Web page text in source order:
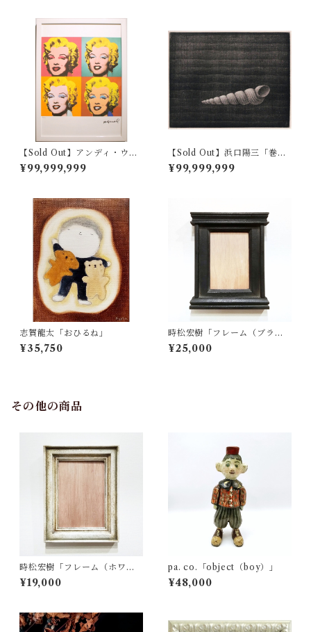
【Sold Out】アンディ・ウォ
ーホル「マリリン・モンロ
ー」
¥99,999,999
【Sold Out】浜口陽三「巻
貝」
¥99,999,999
志賀龍太「おひるね」
¥35,750
時松宏樹「フレーム（ブラッ
ク祭壇・A5サイズ）」
¥25,000
その他の商品
時松宏樹「フレーム（ホワイ
ト・A5サイズ）」
¥19,000
pa. co.「object（boy）」
¥48,000